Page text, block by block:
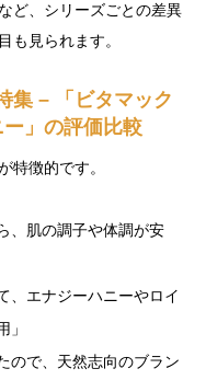
ど、シリーズごとの差異
も見られます。
集 – 「ビタマック
」の評価比較
特徴的です。
、肌の調子や体調が安
、エナジーハニーやロイ
」
ので、天然志向のブラン